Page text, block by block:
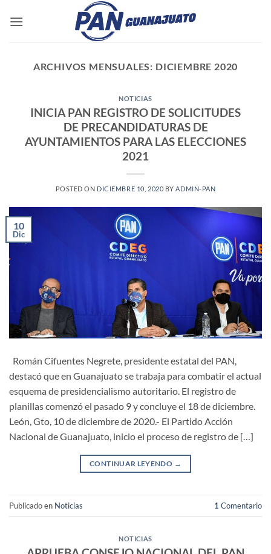
ARCHIVOS MENSUALES: DICIEMBRE 2020
NOTICIAS
INICIA PAN REGISTRO DE SOLICITUDES
DE PRECANDIDATURAS DE
AYUNTAMIENTOS PARA LAS ELECCIONES
2021
POSTED ON DICIEMBRE 10, 2020 BY ADMIN-PAN
10
Dic
Román Cifuentes Negrete, presidente estatal del PAN,
destacó que en Guanajuato se trabaja para combatir el actual
esquema de presidencialismo autoritario. El registro de
planillas comenzó el pasado 9 y concluye el 18 de diciembre.
León, Gto, 10 de diciembre de 2020.- El Partido Acción
Nacional de Guanajuato, inicio el proceso de registro de […]
CONTINUAR LEYENDO →
Publicado en Noticias 1 Comentario
NOTICIAS